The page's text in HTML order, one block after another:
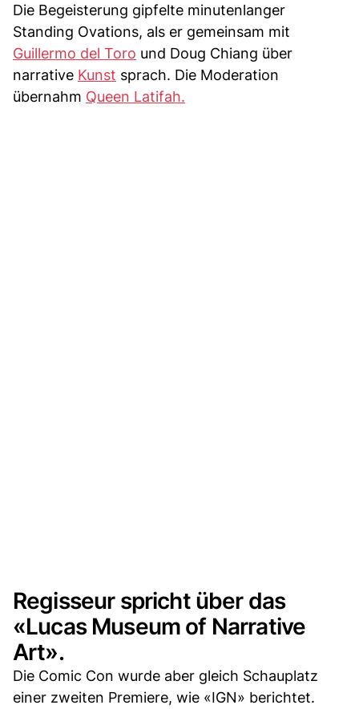
Die Begeisterung gipfelte minutenlanger
Standing Ovations, als er gemeinsam mit
Guillermo del Toro und Doug Chiang über
narrative Kunst sprach. Die Moderation
übernahm Queen Latifah.
Regisseur spricht über das
«Lucas Museum of Narrative
Art».
Die Comic Con wurde aber gleich Schauplatz
einer zweiten Premiere, wie «IGN» berichtet.